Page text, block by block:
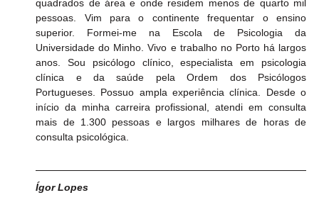
quadrados de área e onde residem menos de quarto mil
pessoas. Vim para o continente frequentar o ensino
superior. Formei-me na Escola de Psicologia da
Universidade do Minho. Vivo e trabalho no Porto há largos
anos. Sou psicólogo clínico, especialista em psicologia
clínica e da saúde pela Ordem dos Psicólogos
Portugueses. Possuo ampla experiência clínica. Desde o
início da minha carreira profissional, atendi em consulta
mais de 1.300 pessoas e largos milhares de horas de
consulta psicológica.
Ígor Lopes